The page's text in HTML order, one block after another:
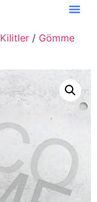
Kilitler / Gömme